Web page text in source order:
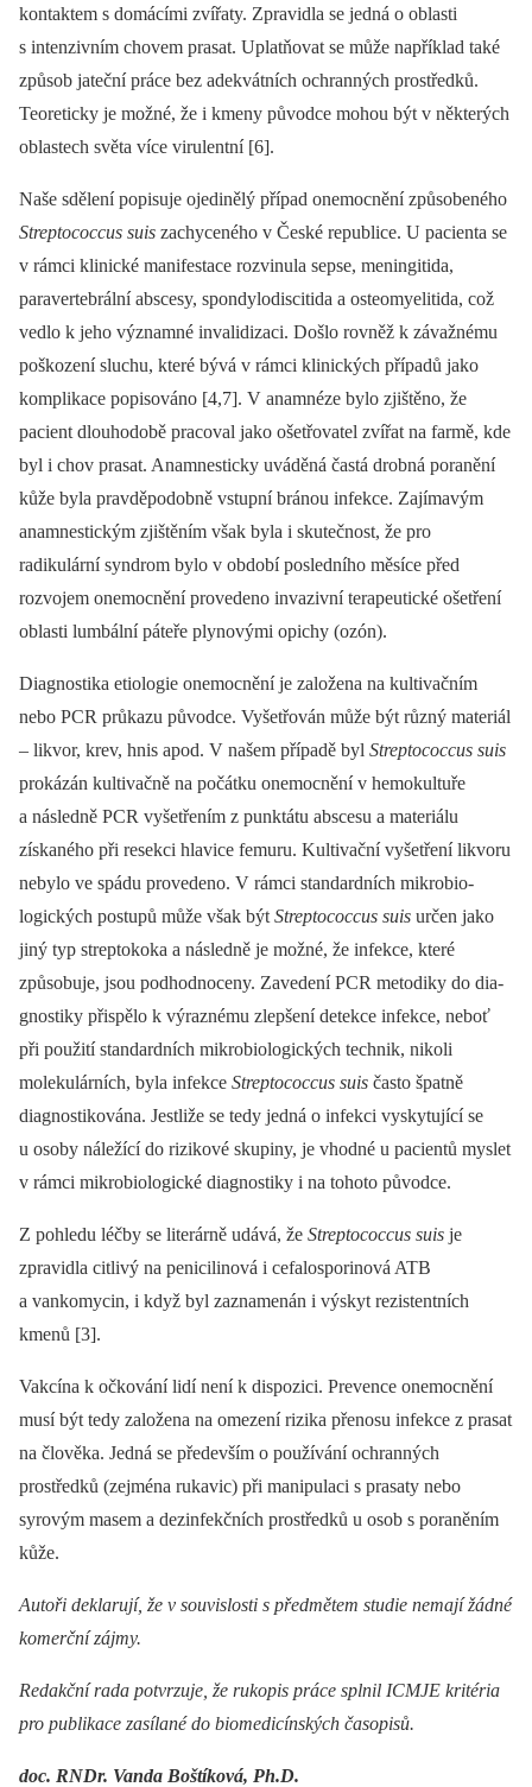
kontaktem s domácími zvířaty. Zpravidla se jedná o oblasti
s intenzivním chovem prasat. Uplatňovat se může například také
způsob jateční práce bez adekvátních ochranných prostředků.
Teoreticky je možné, že i kmeny původce mohou být v ně­kte­rých
oblastech světa více virulentní [6].
Naše sdělení popisuje ojedinělý případ onemocnění způsobeného
Streptococcus suis zachyceného v České republice. U pacienta se
v rámci klinické manifestace rozvinula sepse, meningitida,
paravertebrální abscesy, spondylodiscitida a osteomyelitida, což
vedlo k jeho významné invalidizaci. Došlo rovněž k závažnému
poškození sluchu, které bývá v rámci klinických případů jako
komplikace popisováno [4,7]. V anamnéze bylo zjištěno, že
pacient dlouhodobě pracoval jako ošetřovatel zvířat na farmě, kde
byl i chov prasat. Anamnesticky uváděná častá drobná poranění
kůže byla pravděpodobně vstupní bránou infekce. Zajímavým
anamnestickým zjištěním však byla i skutečnost, že pro
radikulární syndrom bylo v období posledního měsíce před
rozvojem onemocnění provedeno invazivní terapeutické ošetření
oblasti lumbální páteře plynovými opichy (ozón).
Dia­gnostika etiologie onemocnění je založena na kultivačním
nebo PCR průkazu původce. Vyšetřován může být různý materiál
–⁠ likvor, krev, hnis apod. V našem případě byl Streptococcus suis
prokázán kultivačně na počátku onemocnění v hemokultuře
a následně PCR vyšetřením z punktátu abscesu a materiálu
získaného při resekci hlavice femuru. Kultivační vyšetření likvoru
nebylo ve spádu provedeno. V rámci standardních mikrobio­
logických postupů může však být Streptococcus suis určen jako
jiný typ streptokoka a následně je možné, že infekce, které
způsobuje, jsou podhodnoceny. Zavedení PCR metodiky do dia­
gnostiky přispělo k výraznému zlepšení detekce infekce, neboť
při použití standardních mikrobio­logických technik, nikoli
molekulárních, byla infekce Streptococcus suis často špatně
diagnostikována. Jestliže se tedy jedná o infekci vyskytující se
u osoby náležící do rizikové skupiny, je vhodné u pacientů myslet
v rámci mikrobio­logické dia­gnostiky i na tohoto původce.
Z pohledu léčby se literárně udává, že Streptococcus suis je
zpravidla citlivý na penicilinová i cefalosporinová ATB
a vankomycin, i když byl zaznamenán i výskyt rezistentních
kmenů [3].
Vakcína k očkování lidí není k dispozici. Prevence onemocnění
musí být tedy založena na omezení rizika přenosu infekce z prasat
na člověka. Jedná se především o používání ochranných
prostředků (zejména rukavic) při manipulaci s prasaty nebo
syrovým masem a dezinfekčních prostředků u osob s poraněním
kůže.
Autoři deklarují, že v souvislosti s předmětem studie nemají žádné
komerční zájmy.
Redakční rada potvrzuje, že rukopis práce splnil ICMJE kritéria
pro publikace zasílané do biomedicínských časopisů.
doc. RNDr. Vanda Boštíková, Ph.D.